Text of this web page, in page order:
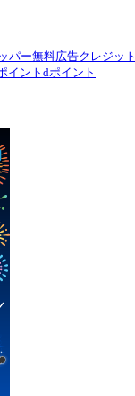
パー無料広告クレジッ
イント dポイント